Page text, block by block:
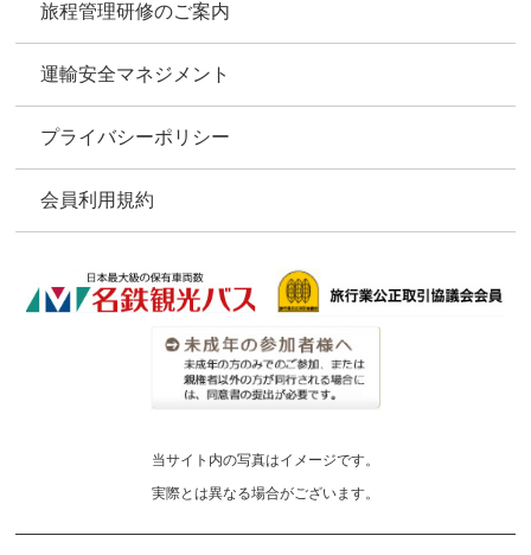
旅程管理研修のご案内
運輸安全マネジメント
プライバシーポリシー
会員利用規約
当サイト内の写真はイメージです。
実際とは異なる場合がございます。